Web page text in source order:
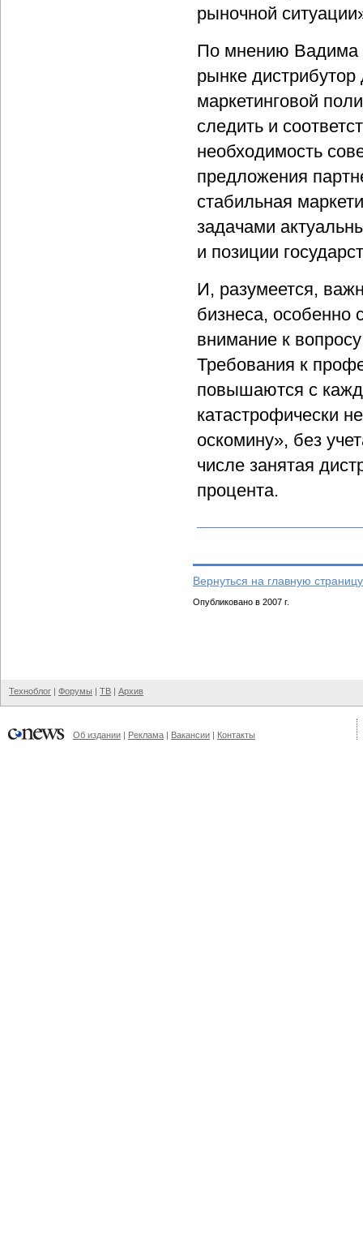
рыночной
По мнению Вадима
рынке
маркетинговой
следить и
необходимость
предложения
стабильная
задачами
и позиции
И, разумеется,
бизнеса, особенно
внимание к
Требования к
повышаются с
катастрофически
оскомину», без
числе занятая
процента.
Вернуться на главную
Опубликовано в 2007 г.
Техноблог | Форумы | ТВ | Архив
Об издании | Реклама | Вакансии | Контакты